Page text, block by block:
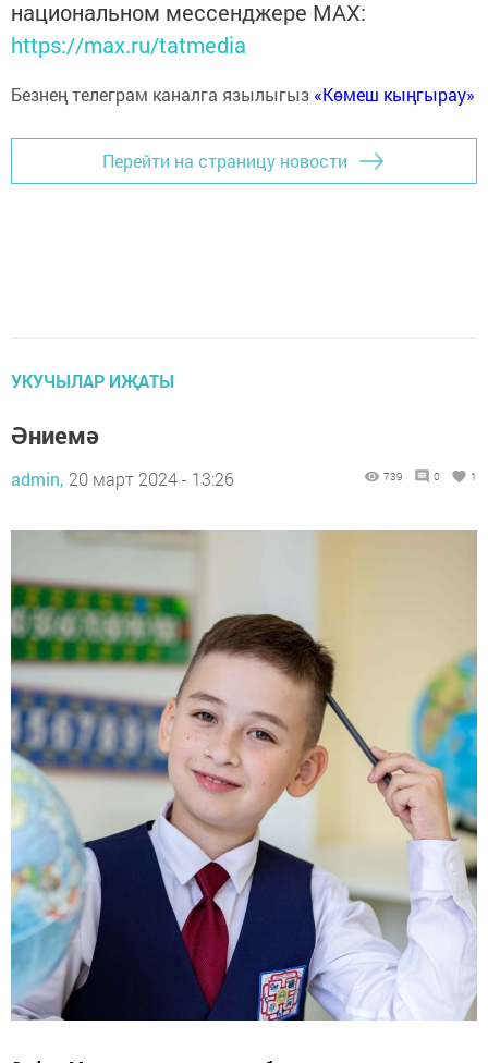
национальном мессенджере MАХ:
https://max.ru/tatmedia
Безнең телеграм каналга язылыгыз «Көмеш кыңгырау»
Перейти на страницу новости
УКУЧЫЛАР ИҖАТЫ
Әниемә
admin, 20 март 2024 - 13:26 739 0 1